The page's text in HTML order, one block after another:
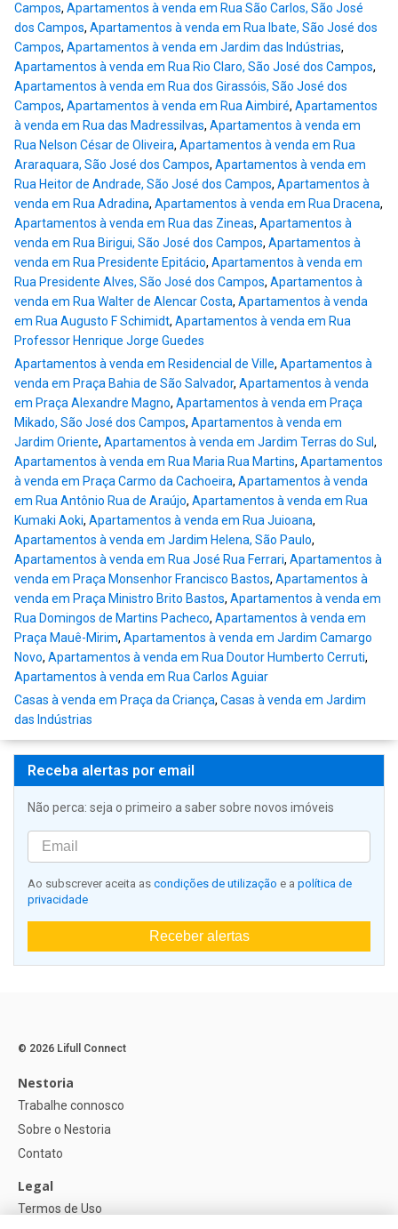
Campos, Apartamentos à venda em Rua São Carlos, São José
dos Campos, Apartamentos à venda em Rua Ibate, São José dos
Campos, Apartamentos à venda em Jardim das Indústrias,
Apartamentos à venda em Rua Rio Claro, São José dos Campos,
Apartamentos à venda em Rua dos Girassóis, São José dos
Campos, Apartamentos à venda em Rua Aimbiré, Apartamentos
à venda em Rua das Madressilvas, Apartamentos à venda em
Rua Nelson César de Oliveira, Apartamentos à venda em Rua
Araraquara, São José dos Campos, Apartamentos à venda em
Rua Heitor de Andrade, São José dos Campos, Apartamentos à
venda em Rua Adradina, Apartamentos à venda em Rua Dracena,
Apartamentos à venda em Rua das Zineas, Apartamentos à
venda em Rua Birigui, São José dos Campos, Apartamentos à
venda em Rua Presidente Epitácio, Apartamentos à venda em
Rua Presidente Alves, São José dos Campos, Apartamentos à
venda em Rua Walter de Alencar Costa, Apartamentos à venda
em Rua Augusto F Schimidt, Apartamentos à venda em Rua
Professor Henrique Jorge Guedes
Apartamentos à venda em Residencial de Ville, Apartamentos à
venda em Praça Bahia de São Salvador, Apartamentos à venda
em Praça Alexandre Magno, Apartamentos à venda em Praça
Mikado, São José dos Campos, Apartamentos à venda em
Jardim Oriente, Apartamentos à venda em Jardim Terras do Sul ,
Apartamentos à venda em Rua Maria Rua Martins, Apartamentos
à venda em Praça Carmo da Cachoeira, Apartamentos à venda
em Rua Antônio Rua de Araújo, Apartamentos à venda em Rua
Kumaki Aoki, Apartamentos à venda em Rua Juioana,
Apartamentos à venda em Jardim Helena, São Paulo,
Apartamentos à venda em Rua José Rua Ferrari, Apartamentos à
venda em Praça Monsenhor Francisco Bastos, Apartamentos à
venda em Praça Ministro Brito Bastos, Apartamentos à venda em
Rua Domingos de Martins Pacheco, Apartamentos à venda em
Praça Mauê-Mirim, Apartamentos à venda em Jardim Camargo
Novo, Apartamentos à venda em Rua Doutor Humberto Cerruti,
Apartamentos à venda em Rua Carlos Aguiar
Casas à venda em Praça da Criança, Casas à venda em Jardim
das Indústrias
Receba alertas por email
Não perca: seja o primeiro a saber sobre novos imóveis
Ao subscrever aceita as condições de utilização e a política de
privacidade
Receber alertas
© 2026 Lifull Connect
Nestoria
Trabalhe connosco
Sobre o Nestoria
Contato
Legal
Termos de Uso